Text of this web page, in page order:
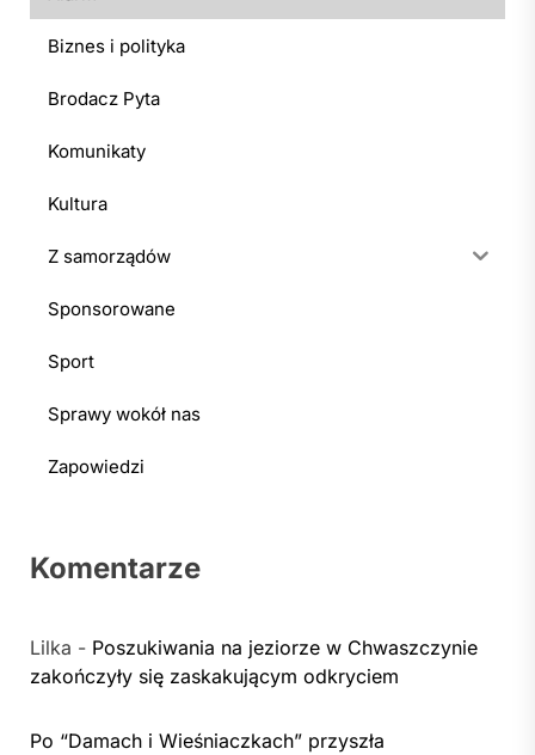
Biznes i polityka
Brodacz Pyta
Komunikaty
Kultura
Z samorządów
Sponsorowane
Sport
Sprawy wokół nas
Zapowiedzi
Komentarze
Lilka - Poszukiwania na jeziorze w Chwaszczynie
zakończyły się zaskakującym odkryciem
Po “Damach i Wieśniaczkach” przyszła